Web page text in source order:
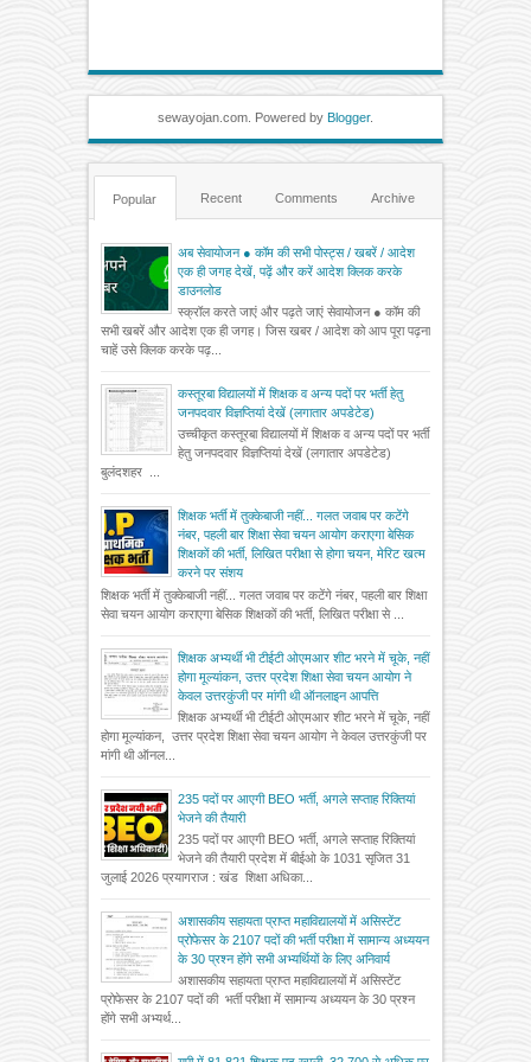
sewayojan.com. Powered by Blogger.
Popular Recent Comments Archive
अब सेवायोजन ● कॉम की सभी पोस्ट्स / खबरें / आदेश
एक ही जगह देखें, पढ़ें और करें आदेश क्लिक करके
डाउनलोड
स्क्रॉल करते जाएं और पढ़ते जाएं सेवायोजन ● कॉम की
सभी खबरें और आदेश एक ही जगह। जिस खबर / आदेश को आप पूरा पढ़ना
चाहें उसे क्लिक करके पढ़...
कस्तूरबा विद्यालयों में शिक्षक व अन्य पदों पर भर्ती हेतु
जनपदवार विज्ञप्तियां देखें (लगातार अपडेटेड)
उच्चीकृत कस्तूरबा विद्यालयों में शिक्षक व अन्य पदों पर भर्ती
हेतु जनपदवार विज्ञप्तियां देखें (लगातार अपडेटेड)
बुलंदशहर ...
शिक्षक भर्ती में तुक्केबाजी नहीं... गलत जवाब पर कटेंगे
नंबर, पहली बार शिक्षा सेवा चयन आयोग कराएगा बेसिक
शिक्षकों की भर्ती, लिखित परीक्षा से होगा चयन, मेरिट खत्म
करने पर संशय
शिक्षक भर्ती में तुक्केबाजी नहीं... गलत जवाब पर कटेंगे नंबर, पहली बार शिक्षा
सेवा चयन आयोग कराएगा बेसिक शिक्षकों की भर्ती, लिखित परीक्षा से ...
शिक्षक अभ्यर्थी भी टीईटी ओएमआर शीट भरने में चूके, नहीं
होगा मूल्यांकन, उत्तर प्रदेश शिक्षा सेवा चयन आयोग ने
केवल उत्तरकुंजी पर मांगी थी ऑनलाइन आपत्ति
शिक्षक अभ्यर्थी भी टीईटी ओएमआर शीट भरने में चूके, नहीं
होगा मूल्यांकन, उत्तर प्रदेश शिक्षा सेवा चयन आयोग ने केवल उत्तरकुंजी पर
मांगी थी ऑनल...
235 पदों पर आएगी BEO भर्ती, अगले सप्ताह रिक्तियां
भेजने की तैयारी
235 पदों पर आएगी BEO भर्ती, अगले सप्ताह रिक्तियां
भेजने की तैयारी प्रदेश में बीईओ के 1031 सृजित 31
जुलाई 2026 प्रयागराज : खंड शिक्षा अधिका...
अशासकीय सहायता प्राप्त महाविद्यालयों में असिस्टेंट
प्रोफेसर के 2107 पदों की भर्ती परीक्षा में सामान्य अध्ययन
के 30 प्रश्न होंगे सभी अभ्यर्थियों के लिए अनिवार्य
अशासकीय सहायता प्राप्त महाविद्यालयों में असिस्टेंट
प्रोफेसर के 2107 पदों की भर्ती परीक्षा में सामान्य अध्ययन के 30 प्रश्न
होंगे सभी अभ्यर्थ...